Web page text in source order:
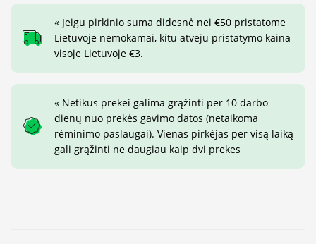
« Jeigu pirkinio suma didesnė nei €50 pristatome
Lietuvoje nemokamai, kitu atveju pristatymo kaina
visoje Lietuvoje €3.
« Netikus prekei galima grąžinti per 10 darbo
dienų nuo prekės gavimo datos (netaikoma
rėminimo paslaugai). Vienas pirkėjas per visą laiką
gali grąžinti ne daugiau kaip dvi prekes